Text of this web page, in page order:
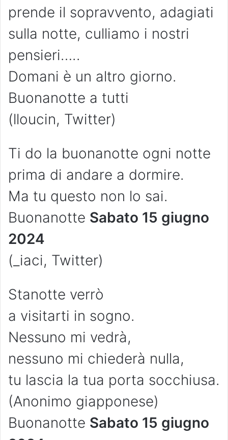
prende il sopravvento, adagiati
sulla notte, culliamo i nostri
pensieri…..
Domani è un altro giorno.
Buonanotte a tutti
(lloucin, Twitter)
Ti do la buonanotte ogni notte
prima di andare a dormire.
Ma tu questo non lo sai.
Buonanotte Sabato 15 giugno
2024
(_iaci, Twitter)
Stanotte verrò
a visitarti in sogno.
Nessuno mi vedrà,
nessuno mi chiederà nulla,
tu lascia la tua porta socchiusa.
(Anonimo giapponese)
Buonanotte Sabato 15 giugno